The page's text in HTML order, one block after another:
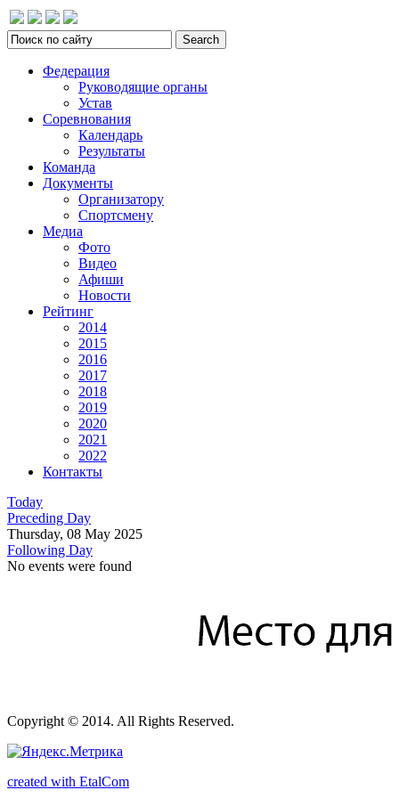
Федерация
Руководящие органы
Устав
Соревнования
Календарь
Результаты
Команда
Документы
Организатору
Спортсмену
Медиа
Фото
Видео
Афиши
Новости
Рейтинг
2014
2015
2016
2017
2018
2019
2020
2021
2022
Контакты
Today
Preceding Day
Thursday, 08 May 2025
Following Day
No events were found
Copyright © 2014. All Rights Reserved.
created with EtalCom